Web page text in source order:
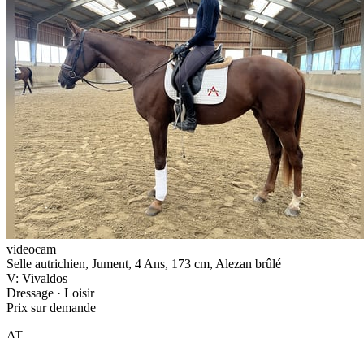
videocam
Selle autrichien, Jument, 4 Ans, 173 cm, Alezan brûlé
V: Vivaldos
Dressage · Loisir
Prix sur demande
AT